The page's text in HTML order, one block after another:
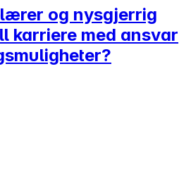
og nysgjerrig
karriere med ansvar